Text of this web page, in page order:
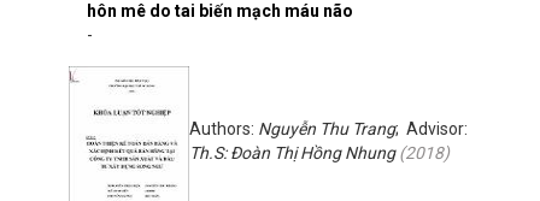
hôn mê do tai biến mạch máu não
-
Authors: Nguyễn Thu Trang; Advisor:
Th.S: Đoàn Thị Hồng Nhung(2018)